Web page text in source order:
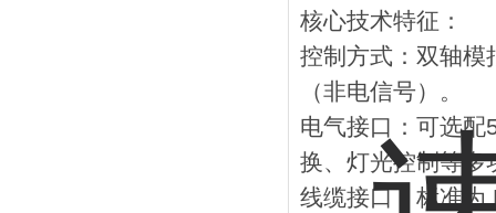
‌核心技术特征‌：
控制方式‌：‌双轴模
（非电信号）。
电气接口‌：可选
换、灯光控制‌等多
线缆接口‌：标准